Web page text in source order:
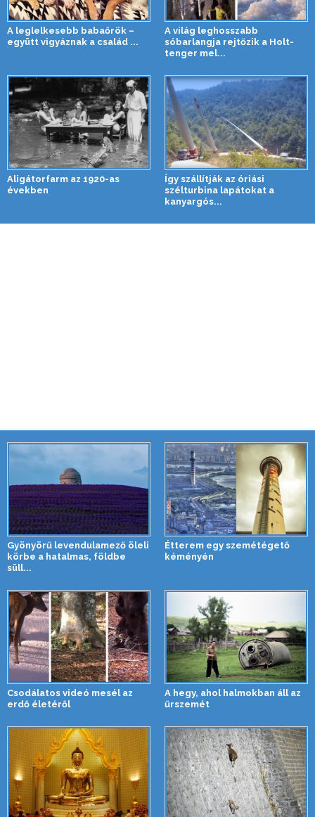
A leglelkesebb babaőrök –
együtt vigyáznak a család ...
A világ leghosszabb
sóbarlangja rejtőzik a Holt-
tenger mel...
Aligátorfarm az 1920-as
években
Így szállítják az óriási
szélturbina lapátokat a
kanyargós...
Gyönyörű levendulamező öleli
körbe a hatalmas, földbe
süll...
Étterem egy szemétégető
kéményén
Csodálatos videó mesél az
erdő életéről
A hegy, ahol halmokban áll az
űrszemét